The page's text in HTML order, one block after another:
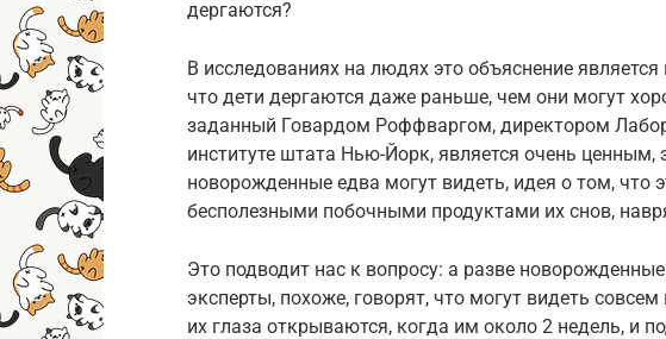
дергаются?
В исследованиях на людях это объяснение
что дети дергаются даже раньше, чем они могут
заданный Говардом Роффваргом, директором
институте штата Нью-Йорк, является очень ценным,
новорожденные едва могут видеть, идея о том, что
бесполезными побочными продуктами их снов,
Это подводит нас к вопросу: а разве
эксперты, похоже, говорят, что могут видеть
их глаза открываются, когда им около 2 недель, и